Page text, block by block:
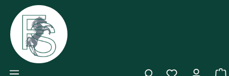
Zum Hauptinhalt springen